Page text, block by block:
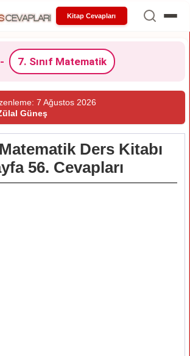
Kitap Cevapları
- 7. Sınıf Matematik
7 Ağustos 2026
Güneş
Matematik Ders Kitabı
56. Cevapları